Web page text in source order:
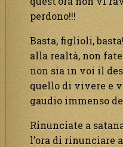
perdono!!!
Basta, figlioli,
alla realtà, non
non sia in voi il
quello di vivere e
gaudio immenso
Rinunciate a
l’ora di rinunciare